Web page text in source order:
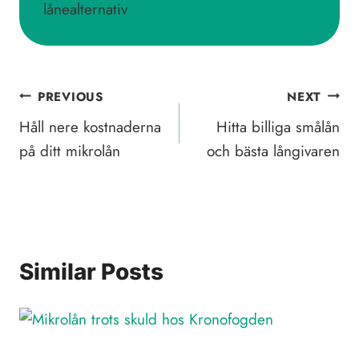
Inläggsnavigering
PREVIOUS
Håll nere kostnaderna
på ditt mikrolån
NEXT
Hitta billiga smålån
och bästa långivaren
Similar Posts